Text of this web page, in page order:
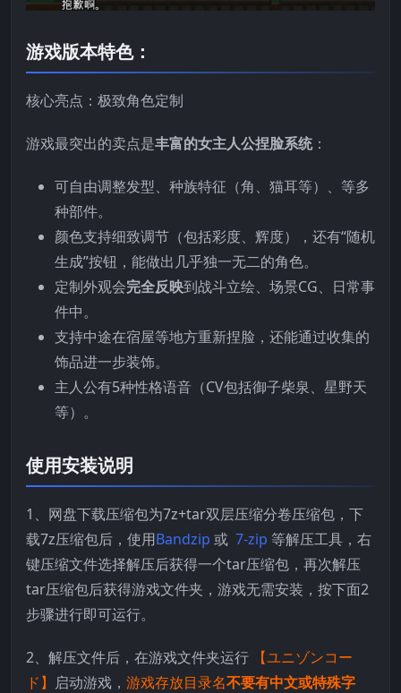
游戏版本特色：
核心亮点：极致角色定制
游戏最突出的卖点是丰富的女主人公捏脸系统：
可自由调整发型、种族特征（角、猫耳等）、等多
种部件。
颜色支持细致调节（包括彩度、辉度），还有“随机
生成”按钮，能做出几乎独一无二的角色。
定制外观会完全反映到战斗立绘、场景CG、日常事
件中。
支持中途在宿屋等地方重新捏脸，还能通过收集的
饰品进一步装饰。
主人公有5种性格语音（CV包括御子柴泉、星野天
等）。
使用安装说明
1、网盘下载压缩包为7z+tar双层压缩分卷压缩包，下
载7z压缩包后，使用Bandzip 或 7-zip 等解压工具，右
键压缩文件选择解压后获得一个tar压缩包，再次解压
tar压缩包后获得游戏文件夹，游戏无需安装，按下面2
步骤进行即可运行。
2、解压文件后，在游戏文件夹运行 【ユニゾンコー
ド】 启动游戏， 游戏存放目录名不要有中文或特殊字